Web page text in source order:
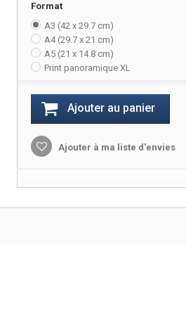
Format
A3 (42 x 29.7 cm)
A4 (29.7 x 21 cm)
A5 (21 x 14.8 cm)
Print panoramique XL
Ajouter au panier
Ajouter à ma liste d'envies